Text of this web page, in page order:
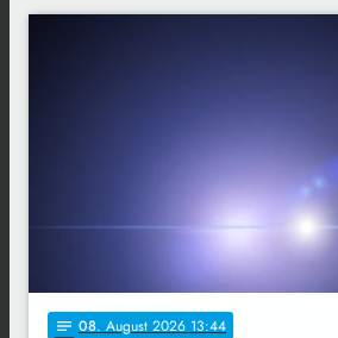
notes 08. August 2026 13:44